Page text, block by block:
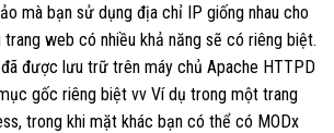
mà bạn sử dụng địa chỉ IP giống nhau cho
web có nhiều khả năng sẽ có riêng biệt.
được lưu trữ trên máy chủ Apache HTTPD
gốc riêng biệt vv Ví dụ trong một trang
trong khi mặt khác bạn có thể có MODx